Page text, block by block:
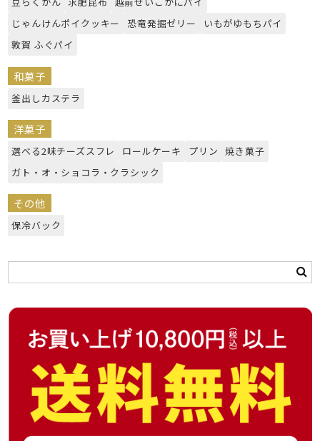
じゃんけんポイクッキー
恐竜発掘ゼリー
いもがゆもちパイ
敦賀 ふぐパイ
和菓子
釜出しカステラ
洋菓子
選べる2味チーズスフレ ロールケーキ プリン
焼き菓子
ガト・オ・ショコラ・クラシック
その他
保冷バック